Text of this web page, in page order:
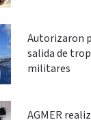
Autorizaron
salida de
militares
AGMER